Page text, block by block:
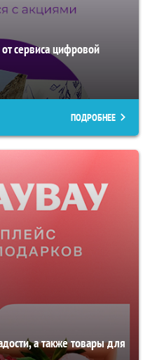
сервиса цифровой
ПОДРОБНЕЕ
а также товары для